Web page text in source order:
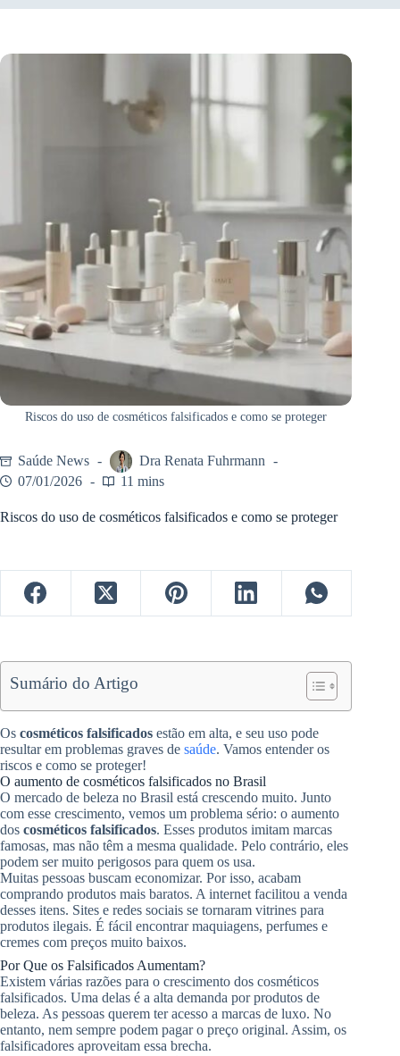
Riscos do uso de cosméticos falsificados e como se proteger
Saúde News
Dra Renata Fuhrmann
07/01/2026
11 mins
Riscos do uso de cosméticos falsificados e como se proteger
Sumário do Artigo
Os cosméticos falsificados estão em alta, e seu uso pode
resultar em problemas graves de saúde. Vamos entender os
riscos e como se proteger!
O aumento de cosméticos falsificados no Brasil
O mercado de beleza no Brasil está crescendo muito. Junto
com esse crescimento, vemos um problema sério: o aumento
dos cosméticos falsificados. Esses produtos imitam marcas
famosas, mas não têm a mesma qualidade. Pelo contrário, eles
podem ser muito perigosos para quem os usa.
Muitas pessoas buscam economizar. Por isso, acabam
comprando produtos mais baratos. A internet facilitou a venda
desses itens. Sites e redes sociais se tornaram vitrines para
produtos ilegais. É fácil encontrar maquiagens, perfumes e
cremes com preços muito baixos.
Por Que os Falsificados Aumentam?
Existem várias razões para o crescimento dos cosméticos
falsificados. Uma delas é a alta demanda por produtos de
beleza. As pessoas querem ter acesso a marcas de luxo. No
entanto, nem sempre podem pagar o preço original. Assim, os
falsificadores aproveitam essa brecha.